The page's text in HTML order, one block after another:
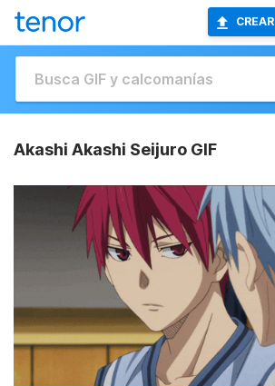
CREAR
Akashi Akashi Seijuro GIF